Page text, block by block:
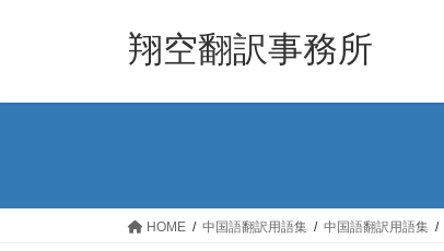
翔空翻訳事務所
HOME 中国語翻訳用語集 中国語翻訳用語集